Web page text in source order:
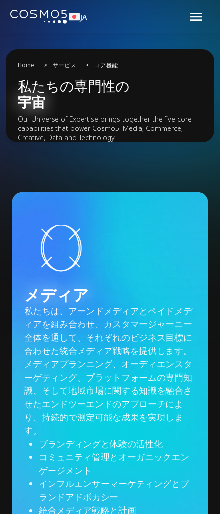
JA
Home > サービス > コア機能
私たちの専門性の
宇宙
Our Universe of Expertise brings together the five core
capabilities that power Cosmo5: Media, Commerce,
Creative, Data and Technology.
メディア
私たちは、アーンドメディアとペイドメデ
ィアを組み合わせ、カスタマージャーニー
全体を通して、それぞれのビジネス目標に
合わせた統合メディア戦略を提供します。
メディアプランニング、オーディエンスタ
ーゲティング、プラットフォームの専門知
識、そして地域市場に関する知識を融合さ
せたエンドツーエンドのアプローチによ
り、持続的で測定可能な成果を実現しま
す。
ブランディングと体験の活性化
コミュニティ管理とオーガニックエン
ゲージメント
インフルエンサーマーケティングとブ
ランドアドボカシー
統合メディア戦略と計画